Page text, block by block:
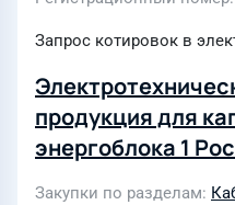
Запрос котировок в
продукция для
энергоблока 1
Закупки по разделам